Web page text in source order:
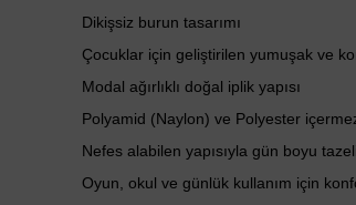
Dikişsiz burun tasarımı
Çocuklar için geliştirilen yumuşak ve
Modal ağırlıklı doğal iplik yapısı
Polyamid (Naylon) ve Polyester
Nefes alabilen yapısıyla gün boyu
Oyun, okul ve günlük kullanım için